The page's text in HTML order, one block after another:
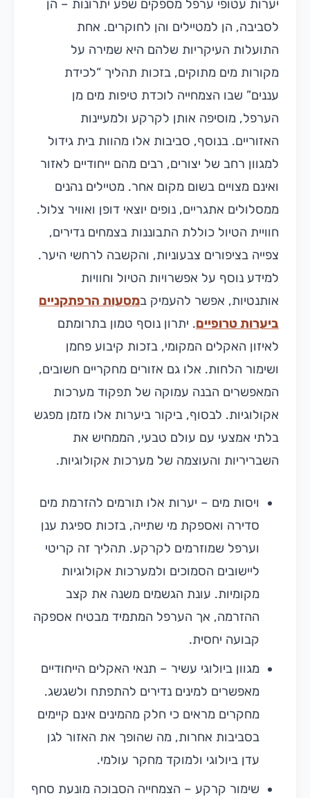
יערות עטופי ערפל מספקים שפע יתרונות – הן
לסביבה, הן למטיילים והן לחוקרים. אחת
התועלות העיקריות שלהם היא שמירה על
מקורות מים מתוקים, בזכות תהליך “לכידת
עננים” שבו הצמחייה לוכדת טיפות מים מן
הערפל, מוסיפה אותן לקרקע ולמעיינות
האזוריים. בנוסף, סביבות אלו מהוות בית גידול
למגוון רחב של יצורים, רבים מהם ייחודיים לאזור
ואינם מצויים בשום מקום אחר. מטיילים נהנים
ממסלולים אתגריים, נופים יוצאי דופן ואוויר צלול.
חוויית הטיול כוללת התבוננות בצמחים נדירים,
צפייה בציפורים צבעוניות, והקשבה לרחשי היער.
למידע נוסף על אפשרויות הטיול וחוויות
אותנטיות, אפשר להעמיק במסעות הרפתקניים
ביערות טרופיים. יתרון נוסף טמון בתרומתם
לאיזון האקלים המקומי, בזכות קיבוע פחמן
ושימור הלחות. אלו גם אזורים מחקריים חשובים,
המאפשרים הבנה עמוקה של תפקוד מערכות
אקולוגיות. לבסוף, ביקור ביערות אלו מזמן מפגש
בלתי אמצעי עם עולם טבעי, הממחיש את
השבריריות והעוצמה של מערכות אקולוגיות.
ויסות מים – יערות אלו תורמים להזרמת מים
סדירה ואספקת מי שתייה, בזכות ספיגת ענן
וערפל שמוזרמים לקרקע. תהליך זה קריטי
ליישובים הסמוכים ולמערכות אקולוגיות
מקומיות. עונת הגשמים משנה את קצב
ההזרמה, אך הערפל המתמיד מבטיח אספקה
קבועה יחסית.
מגוון ביולוגי עשיר – תנאי האקלים הייחודיים
מאפשרים למינים נדירים להתפתח ולשגשג.
מחקרים מראים כי חלק מהמינים אינם קיימים
בסביבות אחרות, מה שהופך את האזור לגן
עדן ביולוגי ולמוקד מחקר עולמי.
שימור קרקע – הצמחייה הסבוכה מונעת סחף